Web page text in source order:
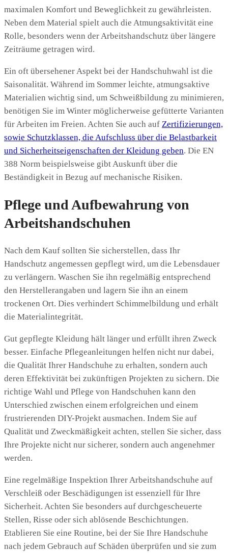
maximalen Komfort und Beweglichkeit zu gewährleisten.
Neben dem Material spielt auch die Atmungsaktivität eine
Rolle, besonders wenn der Arbeitshandschutz über längere
Zeiträume getragen wird.
Ein oft übersehener Aspekt bei der Handschuhwahl ist die
Saisonalität. Während im Sommer leichte, atmungsaktive
Materialien wichtig sind, um Schweißbildung zu minimieren,
benötigen Sie im Winter möglicherweise gefütterte Varianten
für Arbeiten im Freien. Achten Sie auch auf Zertifizierungen,
sowie Schutzklassen, die Aufschluss über die Belastbarkeit
und Sicherheitseigenschaften der Kleidung geben. Die EN
388 Norm beispielsweise gibt Auskunft über die
Beständigkeit in Bezug auf mechanische Risiken.
Pflege und Aufbewahrung von
Arbeitshandschuhen
Nach dem Kauf sollten Sie sicherstellen, dass Ihr
Handschutz angemessen gepflegt wird, um die Lebensdauer
zu verlängern. Waschen Sie ihn regelmäßig entsprechend
den Herstellerangaben und lagern Sie ihn an einem
trockenen Ort. Dies verhindert Schimmelbildung und erhält
die Materialintegrität.
Gut gepflegte Kleidung hält länger und erfüllt ihren Zweck
besser. Einfache Pflegeanleitungen helfen nicht nur dabei,
die Qualität Ihrer Handschuhe zu erhalten, sondern auch
deren Effektivität bei zukünftigen Projekten zu sichern. Die
richtige Wahl und Pflege von Handschuhen kann den
Unterschied zwischen einem erfolgreichen und einem
frustrierenden DIY-Projekt ausmachen. Indem Sie auf
Qualität und Zweckmäßigkeit achten, stellen Sie sicher, dass
Ihre Projekte nicht nur sicherer, sondern auch angenehmer
werden.
Eine regelmäßige Inspektion Ihrer Arbeitshandschuhe auf
Verschleiß oder Beschädigungen ist essenziell für Ihre
Sicherheit. Achten Sie besonders auf durchgescheuerte
Stellen, Risse oder sich ablösende Beschichtungen.
Etablieren Sie eine Routine, bei der Sie Ihre Handschuhe
nach jedem Gebrauch auf Schäden überprüfen und sie zum